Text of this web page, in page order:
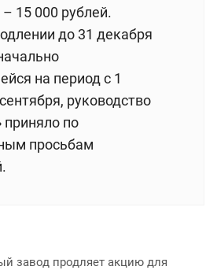
– 15 000 рублей.
до 31 декабря
на период с 1
руководство
приняло по
просьбам
завод продляет акцию для